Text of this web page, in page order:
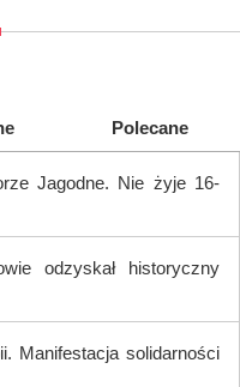
Polecane
Jagodne. Nie żyje 16-
odzyskał historyczny
Manifestacja solidarności